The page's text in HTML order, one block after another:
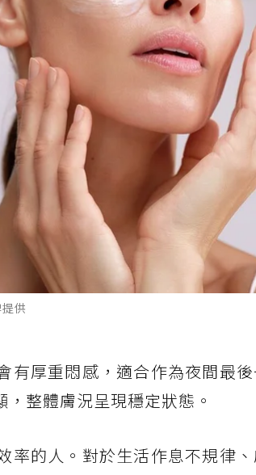
供
有厚重悶感，適合作為夜間最
整體膚況呈現穩定狀態。
率的人。對於生活作息不規律